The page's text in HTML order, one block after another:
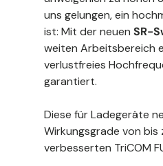
uns gelungen, ein
ist: Mit der neuen SR-
weiten Arbeitsbereich
verlustfreies
garantiert.
Diese für Ladegeräte
Wirkungsgrade von bis
verbesserten TriCOM